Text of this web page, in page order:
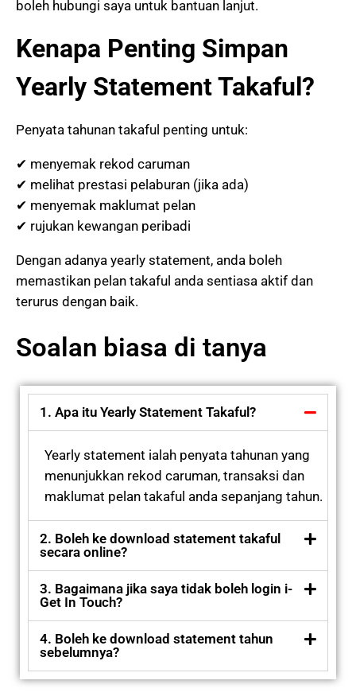
boleh hubungi saya untuk bantuan lanjut.
Kenapa Penting Simpan
Yearly Statement Takaful?
Penyata tahunan takaful penting untuk:
✔ menyemak rekod caruman
✔ melihat prestasi pelaburan (jika ada)
✔ menyemak maklumat pelan
✔ rujukan kewangan peribadi
Dengan adanya yearly statement, anda boleh
memastikan pelan takaful anda sentiasa aktif dan
terurus dengan baik.
Soalan biasa di tanya
1. Apa itu Yearly Statement Takaful?
Yearly statement ialah penyata tahunan yang
menunjukkan rekod caruman, transaksi dan
maklumat pelan takaful anda sepanjang tahun.
2. Boleh ke download statement takaful
secara online?
3. Bagaimana jika saya tidak boleh login i-
Get In Touch?
4. Boleh ke download statement tahun
sebelumnya?